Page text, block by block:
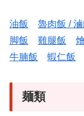
油飯 魯肉飯 /
脚飯
雞腿飯
牛腩飯
蝦仁飯
麺類